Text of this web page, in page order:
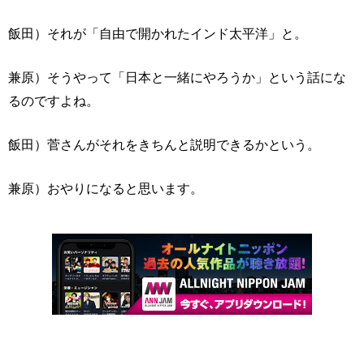
飯田）それが「自由で開かれたインド太平洋」と。
兼原）そうやって「日本と一緒にやろうか」という話にな
るのですよね。
飯田）菅さんがそれをきちんと説明できるかという。
兼原）おやりになると思います。